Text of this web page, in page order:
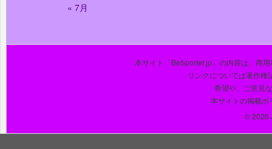
« 7月
本サイト「BeSporter.jp」の内容は、商
リンクについては著作権
希望や、ご意見
本サイトの掲載ポ
© 2026